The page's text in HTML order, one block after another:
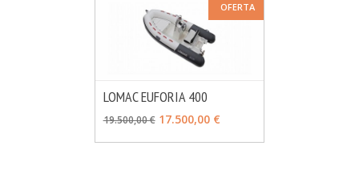
OFERTA
LOMAC EUFORIA 400
19.500,00 € 17.500,00 €